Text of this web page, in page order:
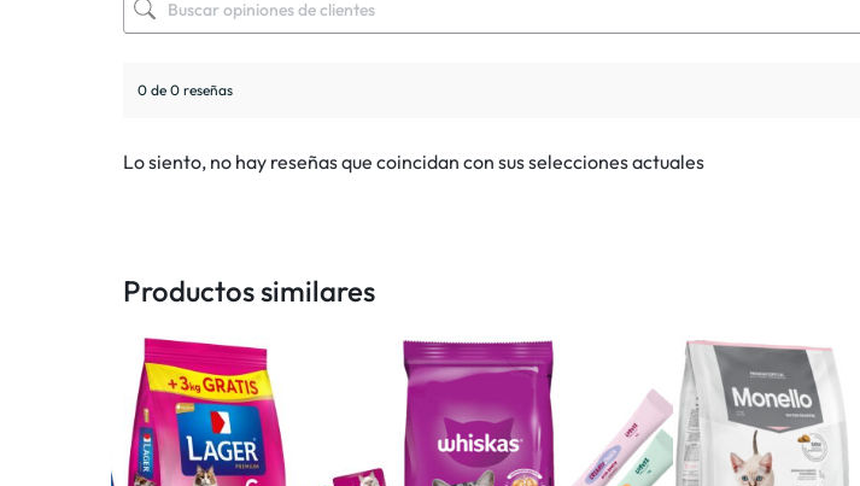
0 de 0 reseñas
Lo siento, no hay reseñas que coincidan con sus selecciones actuales
Productos similares